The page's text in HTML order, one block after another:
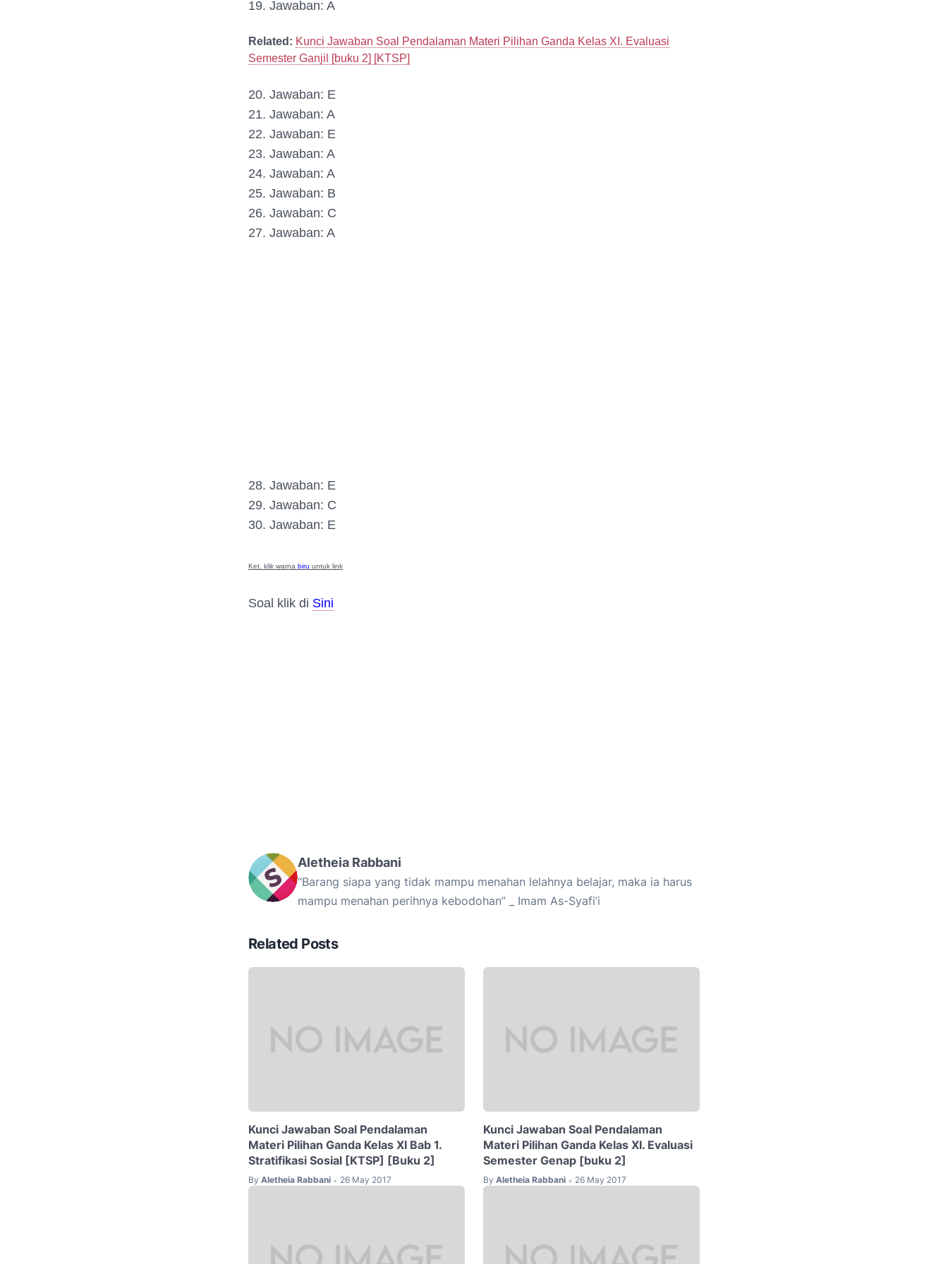
19. Jawaban: A
Related: Kunci Jawaban Soal Pendalaman Materi Pilihan Ganda Kelas XI. Evaluasi
Semester Ganjil [buku 2] [KTSP]
20. Jawaban: E
21. Jawaban: A
22. Jawaban: E
23. Jawaban: A
24. Jawaban: A
25. Jawaban: B
26. Jawaban: C
27. Jawaban: A
28. Jawaban: E
29. Jawaban: C
30. Jawaban: E
Ket. klik warna biru untuk link
Soal klik di Sini
Aletheia Rabbani
“Barang siapa yang tidak mampu menahan lelahnya belajar, maka ia harus
mampu menahan perihnya kebodohan” _ Imam As-Syafi’i
Related Posts
Kunci Jawaban Soal Pendalaman
Materi Pilihan Ganda Kelas XI Bab 1.
Stratifikasi Sosial [KTSP] [Buku 2]
By Aletheia Rabbani • 26 May 2017
Kunci Jawaban Soal Pendalaman
Materi Pilihan Ganda Kelas XI. Evaluasi
Semester Genap [buku 2]
By Aletheia Rabbani • 26 May 2017